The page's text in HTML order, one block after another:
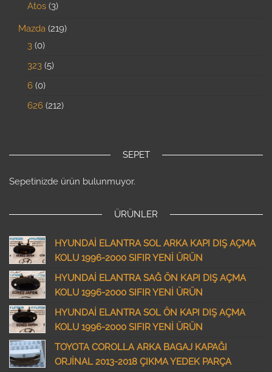
Atos 3
Mazda 219
3 0
323 5
6 0
626 212
SEPET
Sepetinizde ürün bulunmuyor.
ÜRÜNLER
HYUNDAİ ELANTRA SOL ARKA KAPI DIŞ AÇMA
KOLU 1996-2000 SIFIR YENİ ÜRÜN
HYUNDAİ ELANTRA SAĞ ÖN KAPI DIŞ AÇMA
KOLU 1996-2000 SIFIR YENİ ÜRÜN
HYUNDAİ ELANTRA SOL ÖN KAPI DIŞ AÇMA
KOLU 1996-2000 SIFIR YENİ ÜRÜN
TOYOTA COROLLA ARKA BAGAJ KAPAĞI
ORJİNAL 2013-2018 ÇIKMA YEDEK PARÇA